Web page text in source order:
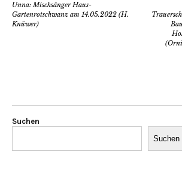
Unna: Mischsänger Haus-
Gartenrotschwanz am 14.05.2022 (H.
Knüwer)
Suchen
Suchen